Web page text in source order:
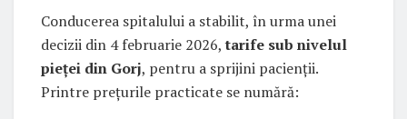
Conducerea spitalului a stabilit, în urma unei
decizii din 4 februarie 2026,tarife sub nivelul
pieței din Gorj, pentru a sprijini pacienții.
Printre prețurile practicate se numără: